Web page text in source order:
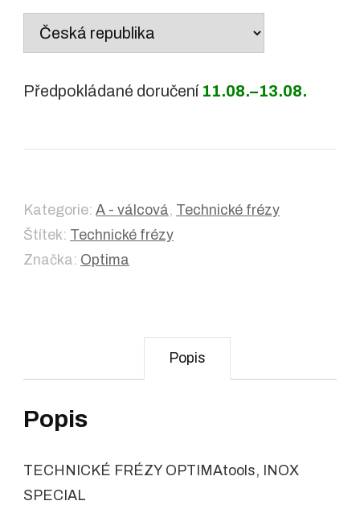
Country
Předpokládané doručení 11.08.–13.08.
Kategorie: A - válcová, Technické frézy
Štítek: Technické frézy
Značka: Optima
Popis
Popis
TECHNICKÉ FRÉZY OPTIMAtools, INOX
SPECIAL